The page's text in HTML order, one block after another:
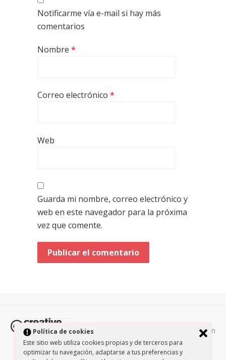
Política de cookies
Este sitio web utiliza cookies propias y de terceros para
optimizar tu navegación, adaptarse a tus preferencias y
Notificarme vía e-mail si hay más
comentarios
Nombre *
Correo electrónico *
Web
Guarda mi nombre, correo electrónico y
web en este navegador para la próxima
vez que comente.
Todos los contenidos de esta página están
protegidos por la licencia Creative Commons Attribution-
NonCommercial-ShareAlike 3.0. / Política de privacidad